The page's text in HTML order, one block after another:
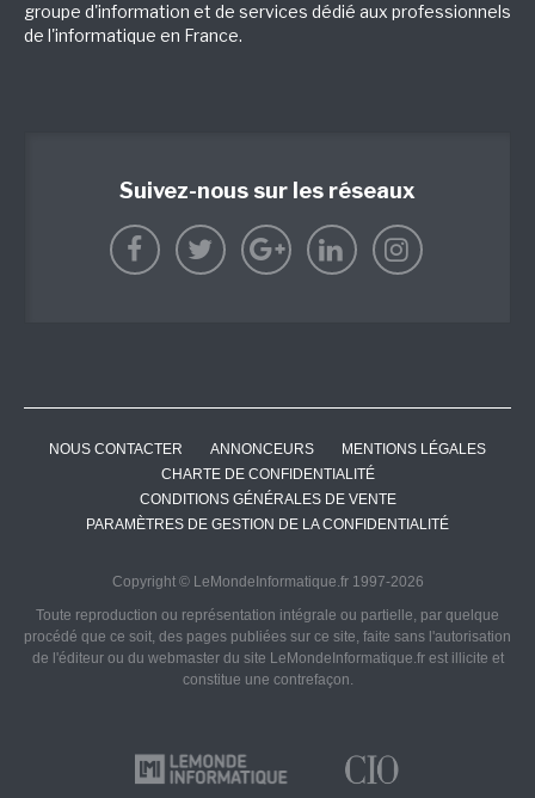
groupe d'information et de services dédié aux professionnels
de l'informatique en France.
Suivez-nous sur les réseaux
NOUS CONTACTER ANNONCEURS
MENTIONS LÉGALES
CHARTE DE CONFIDENTIALITÉ
CONDITIONS GÉNÉRALES DE VENTE
PARAMÈTRES DE GESTION DE LA CONFIDENTIALITÉ
Copyright © LeMondeInformatique.fr 1997-2026
Toute reproduction ou représentation intégrale ou partielle, par quelque
procédé que ce soit, des pages publiées sur ce site, faite sans l'autorisation
de l'éditeur ou du webmaster du site LeMondeInformatique.fr est illicite et
constitue une contrefaçon.